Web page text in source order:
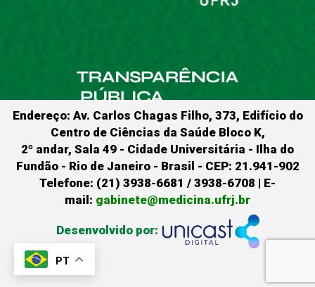
PT
Endereço: Av. Carlos Chagas Filho, 373, Edifício do
Centro de Ciências da Saúde Bloco K,
2º andar, Sala 49 - Cidade Universitária - Ilha do
Fundão - Rio de Janeiro - Brasil - CEP: 21.941-902
Telefone: (21) 3938-6681 / 3938-6708 | E-
mail: gabinete@medicina.ufrj.br
Desenvolvido por: